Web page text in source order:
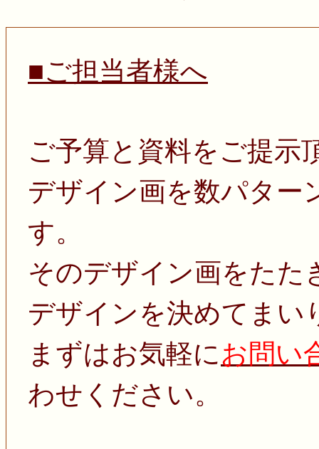
■ご担当者様へ
ご予算と資料をご提示
デザイン画を数パター
す。
そのデザイン画をたた
デザインを決めてまい
まずはお気軽にお問い
わせください。